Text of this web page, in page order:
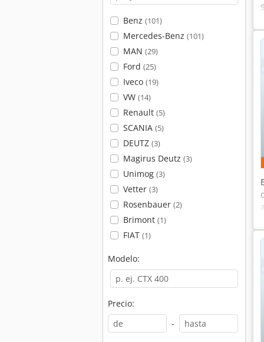
Benz (101)
Mercedes-Benz (101)
MAN (29)
Ford (25)
Iveco (19)
VW (14)
Renault (5)
SCANIA (5)
DEUTZ (3)
Magirus Deutz (3)
Unimog (3)
Vetter (3)
Rosenbauer (2)
Brimont (1)
FIAT (1)
Modelo:
Precio:
-
9